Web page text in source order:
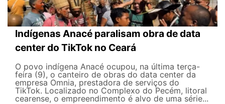
Indígenas Anacé paralisam obra de data
center do TikTok no Ceará
O povo indígena Anacé ocupou, na última terça-
feira (9), o canteiro de obras do data center da
empresa Omnia, prestadora de serviços do
TikTok. Localizado no Complexo do Pecém, litoral
cearense, o empreendimento é alvo de uma série...